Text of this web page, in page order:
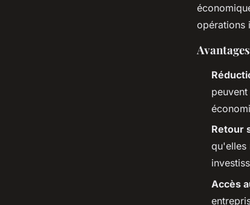
opérations
Retour
qu'elles
Accès